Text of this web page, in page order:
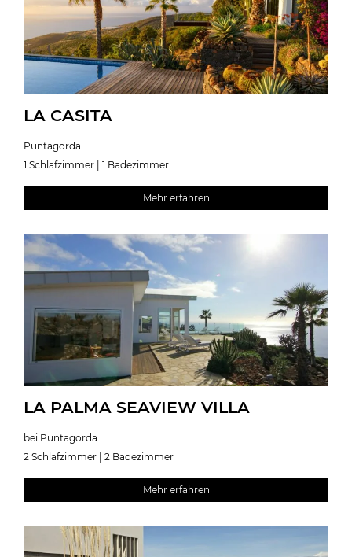
LA CASITA
Puntagorda
1 Schlafzimmer | 1 Badezimmer
Mehr erfahren
LA PALMA SEAVIEW VILLA
bei Puntagorda
2 Schlafzimmer | 2 Badezimmer
Mehr erfahren